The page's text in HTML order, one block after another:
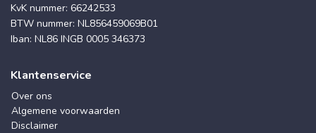
KvK nummer: 66242533
BTW nummer: NL856459069B01
Iban: NL86 INGB 0005 346373
Klantenservice
Over ons
Algemene voorwaarden
Disclaimer